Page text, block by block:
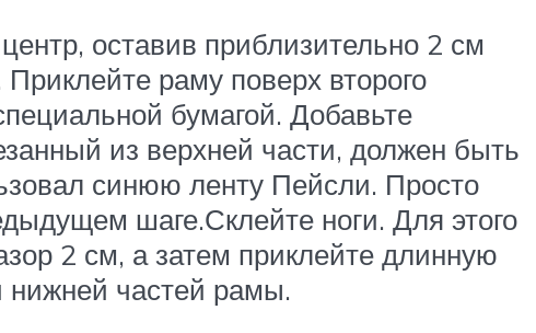
оставив приблизительно 2 см
раму поверх второго
бумагой. Добавьте
из верхней части, должен быть
синюю ленту Пейсли. Просто
шаге.Склейте ноги. Для этого
2 см, а затем приклейте длинную
нижней частей рамы.